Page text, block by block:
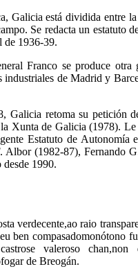
Galicia está dividida entre
Se redacta un estatuto
de 1936-39.
Franco se produce otra
industriales de Madrid y
Galicia retoma su petición
Xunta de Galicia (1978).
Estatuto de
Albor (1982-87), Fernando
desde 1990.
verdecente,ao raio
ben compasadomonótono
valeroso
de Breogán.